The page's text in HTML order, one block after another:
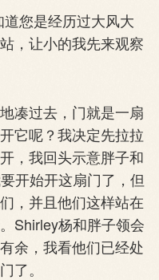
您是经历过大风大
，让小的我先来观察
过去，门就是一扇
它呢？我决定先拉拉
，我回头示意胖子和
开始开这扇门了，但
，并且他们这样站在
Shirley杨和胖子领会
余，我看他们已经处
了。